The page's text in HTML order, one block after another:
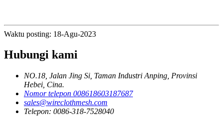
Waktu posting: 18-Agu-2023
Hubungi kami
NO.18, Jalan Jing Si, Taman Industri Anping, Provinsi
Hebei, Cina.
Nomor telepon 008618603187687
sales@wireclothmesh.com
Telepon: 0086-318-7528040